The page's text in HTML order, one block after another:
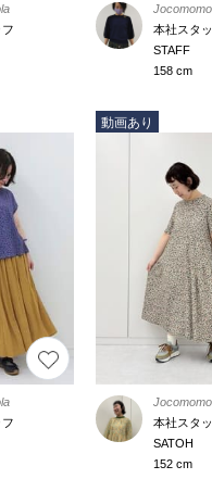
本社スタ
STAFF
158 cm
動画あり
本社スタ
SATOH
152 cm